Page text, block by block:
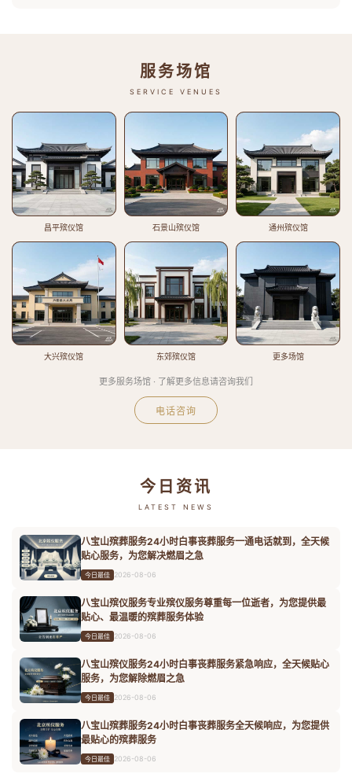
服务场馆
SERVICE VENUES
昌平殡仪馆 石景山殡仪馆 通州殡仪馆
大兴殡仪馆 东郊殡仪馆 更多场馆
更多服务场馆 · 了解更多信息请咨询我们
电话咨询
今日资讯
LATEST NEWS
八宝山殡葬服务24小时白事丧葬服务一通电话就到，全天候
贴心服务，为您解决燃眉之急
今日最佳 2026-08-06
八宝山殡仪服务专业殡仪服务尊重每一位逝者，为您提供最
贴心、最温暖的殡葬服务体验
今日最佳 2026-08-06
八宝山殡仪服务24小时白事丧葬服务紧急响应，全天候贴心
服务，为您解除燃眉之急
今日最佳 2026-08-06
八宝山殡葬服务24小时白事丧葬服务全天候响应，为您提供
最贴心的殡葬服务
今日最佳 2026-08-06